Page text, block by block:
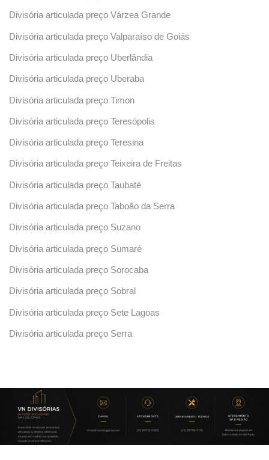
Divisória articulada preço Várzea Grande
Divisória articulada preço Valparaíso de Goiás
Divisória articulada preço Uberlândia
Divisória articulada preço Uberaba
Divisória articulada preço Timon
Divisória articulada preço Teresópolis
Divisória articulada preço Teresina
Divisória articulada preço Teixeira de Freitas
Divisória articulada preço Taubaté
Divisória articulada preço Taboão da Serra
Divisória articulada preço Suzano
Divisória articulada preço Sumaré
Divisória articulada preço Sorocaba
Divisória articulada preço Sobral
Divisória articulada preço Sete Lagoas
Divisória articulada preço Serra